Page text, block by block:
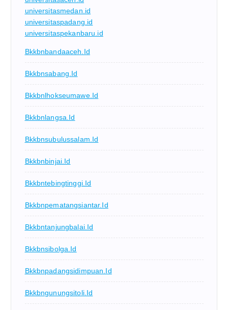
universitasmedan.id
universitaspadang.id
universitaspekanbaru.id
Bkkbnbandaaceh.id
Bkkbnsabang.id
Bkkbnlhokseumawe.id
Bkkbnlangsa.id
Bkkbnsubulussalam.id
Bkkbnbinjai.id
Bkkbntebingtinggi.id
Bkkbnpematangsiantar.id
Bkkbntanjungbalai.id
Bkkbnsibolga.id
Bkkbnpadangsidimpuan.id
Bkkbngunungsitoli.id